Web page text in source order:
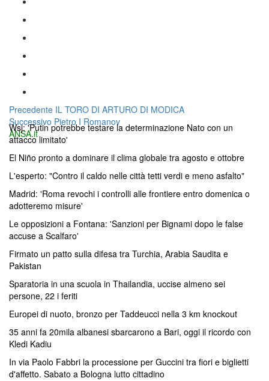
Navigazione
articoli
Precedente Articolo
precedente:
IL TORO DI ARTURO DI MODICA
Successivo Articolo
successivo:
Pietro I Romanov
ANSA.it
Wsj: 'Putin potrebbe testare la determinazione Nato con un
attacco limitato'
El Niño pronto a dominare il clima globale tra agosto e ottobre
L'esperto: "Contro il caldo nelle città tetti verdi e meno asfalto"
Madrid: 'Roma revochi i controlli alle frontiere entro domenica o
adotteremo misure'
Le opposizioni a Fontana: 'Sanzioni per Bignami dopo le false
accuse a Scalfaro'
Firmato un patto sulla difesa tra Turchia, Arabia Saudita e
Pakistan
Sparatoria in una scuola in Thailandia, uccise almeno sei
persone, 22 i feriti
Europei di nuoto, bronzo per Taddeucci nella 3 km knockout
35 anni fa 20mila albanesi sbarcarono a Bari, oggi il ricordo con
Kledi Kadiu
In via Paolo Fabbri la processione per Guccini tra fiori e biglietti
d'affetto. Sabato a Bologna lutto cittadino